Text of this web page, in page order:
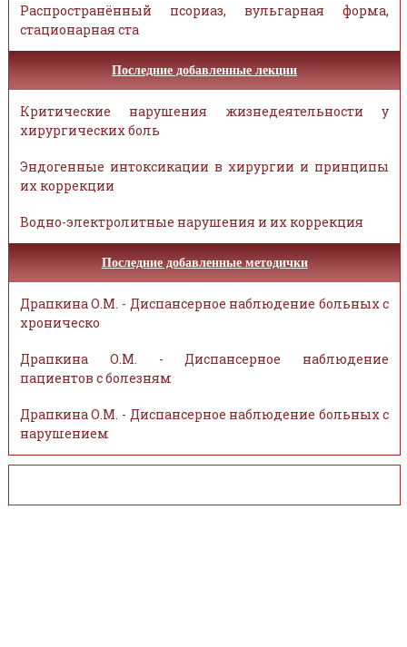
Распространённый псориаз, вульгарная форма,
стационарная ста
Последние добавленные лекции
Критические нарушения жизнедеятельности у
хирургических боль
Эндогенные интоксикации в хирургии и принципы
их коррекции
Водно-электролитные нарушения и их коррекция
Последние добавленные методички
Драпкина О.М. - Диспансерное наблюдение больных с
хроническо
Драпкина О.М. - Диспансерное наблюдение
пациентов с болезням
Драпкина О.М. - Диспансерное наблюдение больных с
нарушением